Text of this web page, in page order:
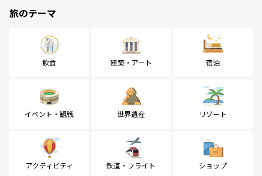
旅のテーマ
飲食 建築・アート 宿泊
イベント・観戦 世界遺産 リゾート
アクティビティ 鉄道・フライト ショップ